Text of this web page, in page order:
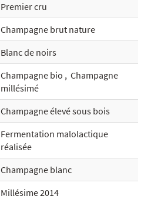
Premier cru
Champagne brut nature
Blanc de noirs
Champagne bio , Champagne
millésimé
Champagne élevé sous bois
Fermentation malolactique
réalisée
Champagne blanc
Millésime 2014